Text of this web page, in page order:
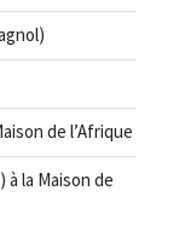
de l’Afrique
à la Maison de